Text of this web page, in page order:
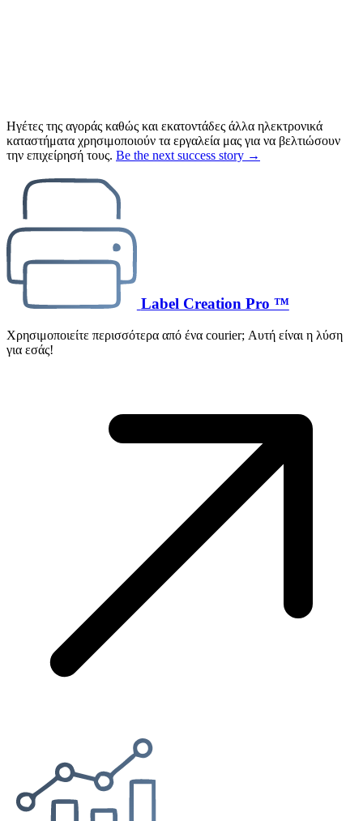
Ηγέτες της αγοράς καθώς και εκατοντάδες άλλα ηλεκτρονικά
καταστήματα χρησιμοποιούν τα εργαλεία μας για να βελτιώσουν
την επιχείρησή τους. Be the next success story →
Label Creation Pro ™
Χρησιμοποιείτε περισσότερα από ένα courier; Αυτή είναι η λύση
για εσάς!